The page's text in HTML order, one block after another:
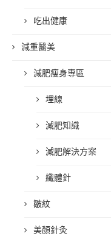
吃出健康
減重醫美
減肥瘦身專區
埋線
減肥知識
減肥解決方案
纖體針
皺紋
美顏針灸